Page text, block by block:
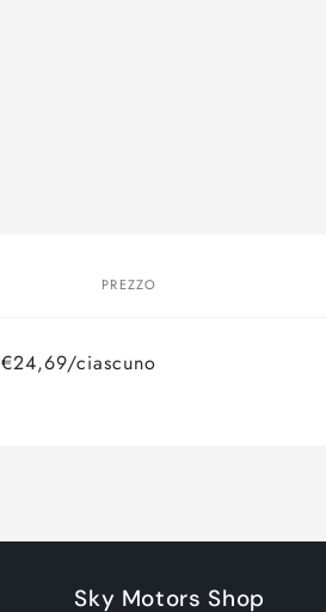
PREZZO
€24,69/ciascuno
Sky Motors Shop